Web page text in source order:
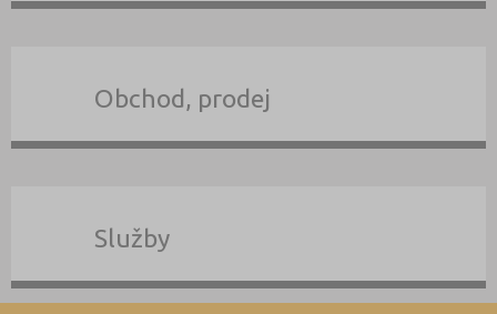
Obchod, prodej
Služby